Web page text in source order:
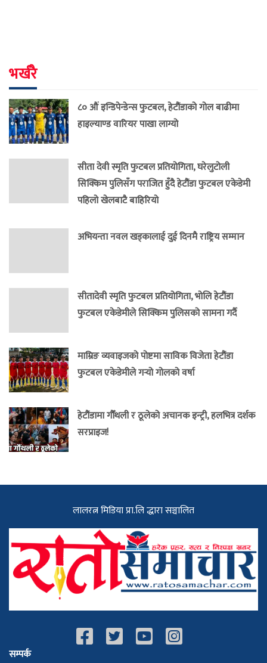
भर्खरै
८० औं इन्डिपेन्डेन्स फुटबल, हेटौंडाको गोल बाढीमा
हाइल्याण्ड वारियर पाखा लाग्यो
सीता देवी स्मृति फुटबल प्रतियोगिता, घरेलुटोली
सिक्किम पुलिसँग पराजित हुँदै हेटौंडा फुटबल एकेडेमी
पहिलो खेलबाटै बाहिरियो
अभियन्ता नवल खड्कालाई दुई दिनमै राष्ट्रिय सम्मान
सीतादेवी स्मृति फुटबल प्रतियोगिता, भोलि हेटौंडा
फुटबल एकेडेमीले सिक्किम पुलिसको सामना गर्दै
माम्रिङ व्यवाइजको पोष्टमा साविक विजेता हेटौंडा
फुटबल एकेडेमीले गर्‍यो गोलको वर्षा
हेटौंडामा गौँथली र ठूलेको अचानक इन्ट्री, हलभित्र दर्शक
सरप्राइज!
लालरत्न मिडिया प्रा.लि द्धारा सञ्चालित
सम्पर्क